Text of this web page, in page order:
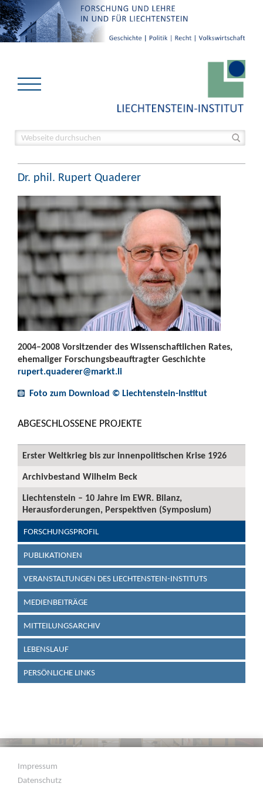
Dr. phil. Rupert Quaderer
2004–2008 Vorsitzender des Wissenschaftlichen Rates,
ehemaliger Forschungsbeauftragter Geschichte
rupert.quaderer@markt.li
Foto zum Download © Liechtenstein-Institut
ABGESCHLOSSENE PROJEKTE
Erster Weltkrieg bis zur innenpolitischen Krise 1926
Archivbestand Wilhelm Beck
Liechtenstein – 10 Jahre im EWR. Bilanz,
Herausforderungen, Perspektiven (Symposium)
FORSCHUNGSPROFIL
PUBLIKATIONEN
VERANSTALTUNGEN DES LIECHTENSTEIN-INSTITUTS
MEDIENBEITRÄGE
MITTEILUNGSARCHIV
LEBENSLAUF
PERSÖNLICHE LINKS
Impressum
Datenschutz